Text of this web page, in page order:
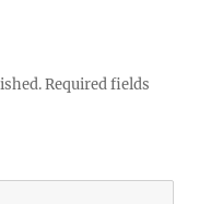
Required fields